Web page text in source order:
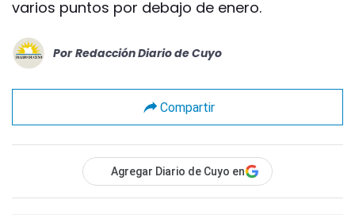
varios puntos por debajo de enero.
Por Redacción Diario de Cuyo
Compartir
Agregar Diario de Cuyo en